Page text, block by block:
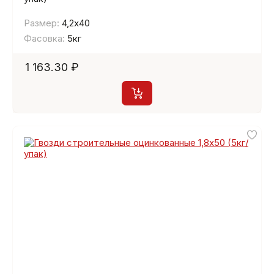
Размер: 4,2х40
Фасовка: 5кг
1 163.30 ₽